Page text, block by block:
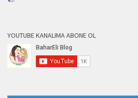
YOUTUBE KANALIMA ABONE OL